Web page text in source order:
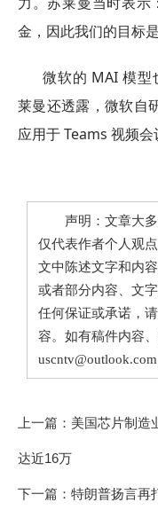
金，因此我们的目标
微软的 MAI 模
莱曼还透露，微软自
应用于 Teams 视频会
声明：文章大多
仅代表作者个人观
文中陈述文字和内
或者部分内容、文
任何保证或承诺，
容。如有稿件内容
uscntv@outlook.com
上一篇： 美国芯片制造
达近16万
下一篇： 特朗普扬言再